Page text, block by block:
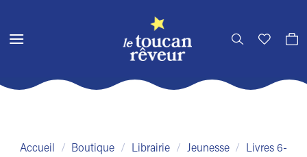
contenu
Accueil / Boutique / Librairie / Jeunesse /
Livres 6-